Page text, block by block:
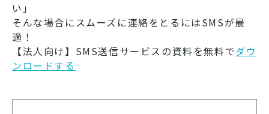
い」
そんな場合にスムーズに連絡をとるにはSMSが最
適！
【法人向け】SMS送信サービスの資料を無料でダウ
ンロードする